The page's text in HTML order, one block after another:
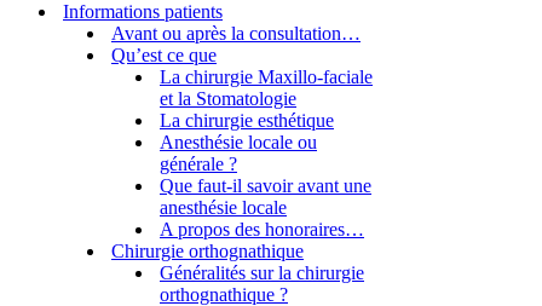
Informations patients
Avant ou après la consultation…
Qu’est ce que
La chirurgie Maxillo-faciale
et la Stomatologie
La chirurgie esthétique
Anesthésie locale ou
générale ?
Que faut-il savoir avant une
anesthésie locale
A propos des honoraires…
Chirurgie orthognathique
Généralités sur la chirurgie
orthognathique ?